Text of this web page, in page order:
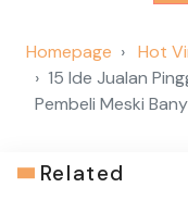
Homepage
Hot
15 Ide Jualan
Pembeli Meski
Related